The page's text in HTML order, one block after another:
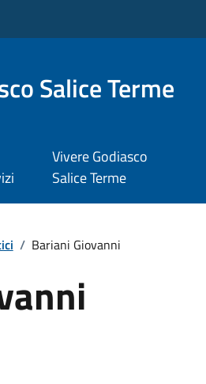
Salice Terme
Vivere Godiasco
Salice Terme
/ Bariani Giovanni